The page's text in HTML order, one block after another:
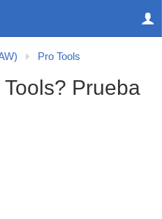
Pro Tools
Prueba